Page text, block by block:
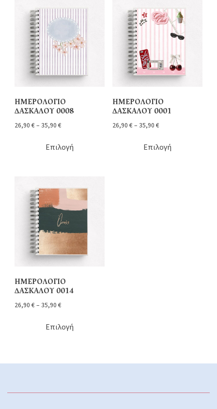
ΗΜΕΡΟΛΟΓΙΟ
ΔΑΣΚΑΛΟΥ 0008
26,90 € – 35,90 €
Επιλογή
ΗΜΕΡΟΛΟΓΙΟ
ΔΑΣΚΑΛΟΥ 0001
26,90 € – 35,90 €
Επιλογή
ΗΜΕΡΟΛΟΓΙΟ
ΔΑΣΚΑΛΟΥ 0014
26,90 € – 35,90 €
Επιλογή